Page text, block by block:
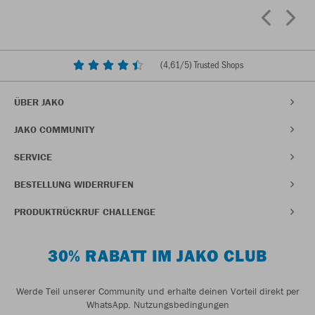
(4,61/5) Trusted Shops
ÜBER JAKO
JAKO COMMUNITY
SERVICE
BESTELLUNG WIDERRUFEN
PRODUKTRÜCKRUF CHALLENGE
30% RABATT IM JAKO CLUB
Werde Teil unserer Community und erhalte deinen Vorteil direkt per
WhatsApp. Nutzungsbedingungen